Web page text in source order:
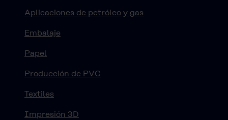
Aplicaciones de petróleo y gas
Embalaje
Papel
Producción de PVC
Textiles
Impresión 3D